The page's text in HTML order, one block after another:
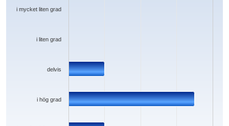
i hög grad
delvis
i liten grad
i mycket liten grad